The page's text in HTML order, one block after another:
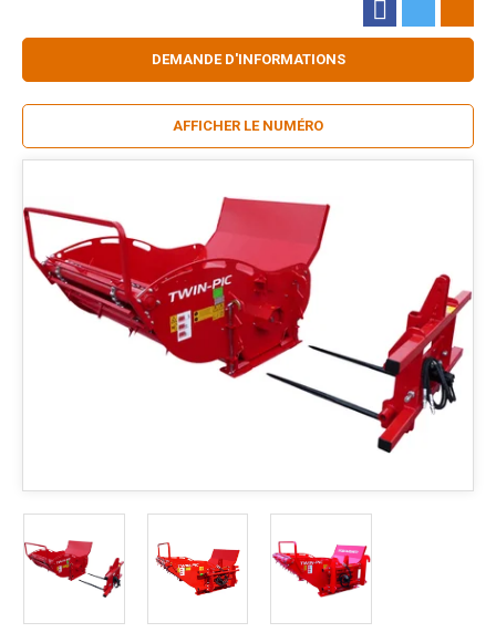
DEMANDE D'INFORMATIONS
AFFICHER LE NUMÉRO